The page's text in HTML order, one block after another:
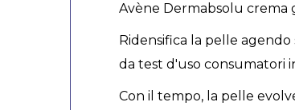
Avène Dermabsolu crema
Ridensifica la pelle
da test d'uso consumatori
Con il tempo, la pelle